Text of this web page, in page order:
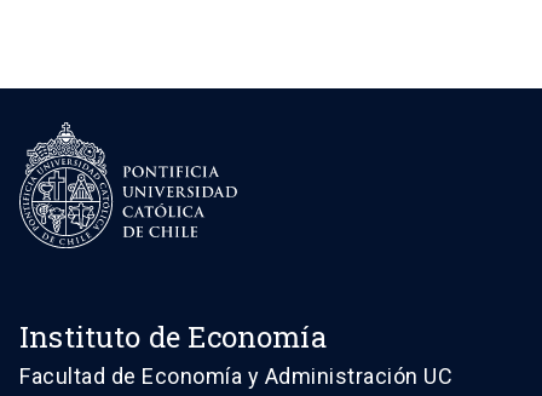
Instituto de Economía
Facultad de Economía y Administración UC